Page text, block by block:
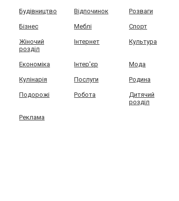
Будівництво Відпочинок Розваги
Бізнес Меблі Спорт
Жіночий
розділ
Інтернет Культура
Економіка Інтер'єр Мода
Кулінарія Послуги Родина
Подорожі Робота
Дитячий
розділ
Реклама